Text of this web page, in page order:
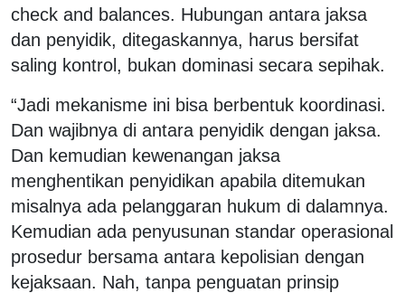
check and balances. Hubungan antara jaksa
dan penyidik, ditegaskannya, harus bersifat
saling kontrol, bukan dominasi secara sepihak.
“Jadi mekanisme ini bisa berbentuk koordinasi.
Dan wajibnya di antara penyidik dengan jaksa.
Dan kemudian kewenangan jaksa
menghentikan penyidikan apabila ditemukan
misalnya ada pelanggaran hukum di dalamnya.
Kemudian ada penyusunan standar operasional
prosedur bersama antara kepolisian dengan
kejaksaan. Nah, tanpa penguatan prinsip